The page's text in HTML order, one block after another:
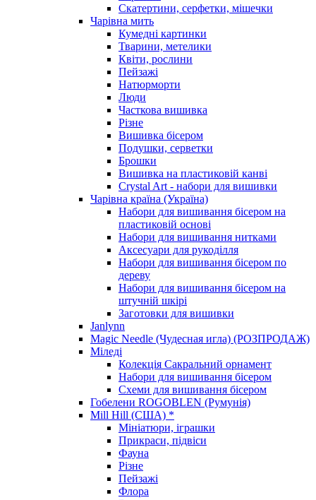
Скатертини, серфетки, мішечки
Чарiвна мить
Кумедні картинки
Тварини, метелики
Квіти, рослини
Пейзажі
Натюрморти
Люди
Часткова вишивка
Різне
Вишивка бісером
Подушки, серветки
Брошки
Вишивка на пластиковій канві
Crystal Art - набори для вишивки
Чарівна країна (Україна)
Набори для вишивання бісером на
пластиковій основі
Набори для вишивання нитками
Аксесуари для рукоділля
Набори для вишивання бісером по
дереву
Набори для вишивання бісером на
штучній шкірі
Заготовки для вишивки
Janlynn
Magic Needle (Чудесная игла) (РОЗПРОДАЖ)
Міледі
Колекція Сакральний орнамент
Набори для вишивання бісером
Схеми для вишивання бісером
Гобелени ROGOBLEN (Румунія)
Mill Hill (США) *
Мініатюри, іграшки
Прикраси, підвіси
Фауна
Різне
Пейзажі
Флора